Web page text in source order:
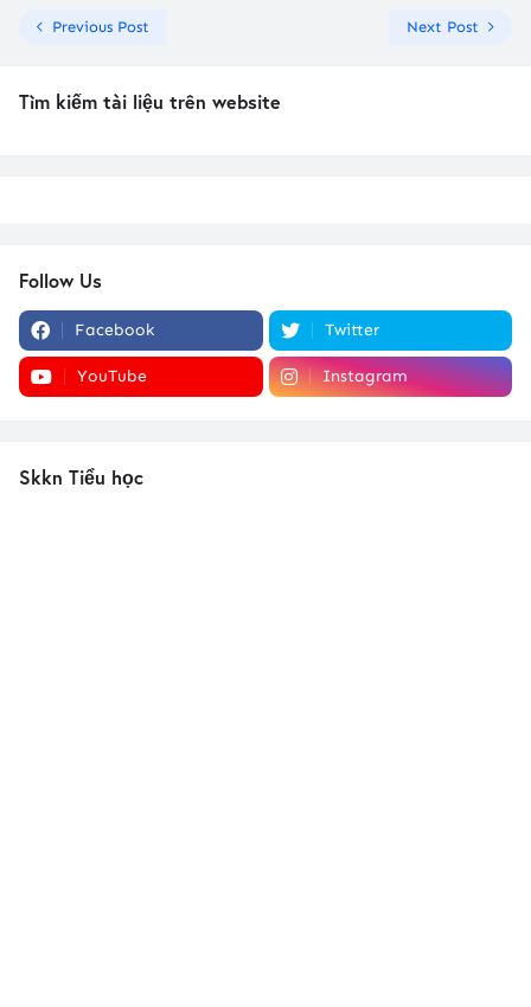
Previous Post Next Post
Tìm kiếm tài liệu trên website
Follow Us
Facebook Twitter
YouTube Instagram
Skkn Tiểu học